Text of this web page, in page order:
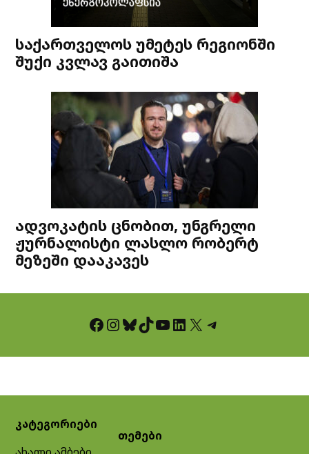
საქართველოს უმეტეს რეგიონში
შუქი კვლავ გაითიშა
ადვოკატის ცნობით, უნგრელი
ჟურნალისტი ლასლო რობერტ
მეზეში დააკავეს
Facebook InstagramBluesky TikTok YouTube LinkedIn X Telegram
კატეგორიები
თემები